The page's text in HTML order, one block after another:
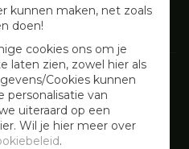
kunnen maken, net zoals
doen!
cookies ons om je
laten zien, zowel hier als
Cookies kunnen
personalisatie van
uiteraard op een
Wil je hier meer over
.
en inspirerende tips